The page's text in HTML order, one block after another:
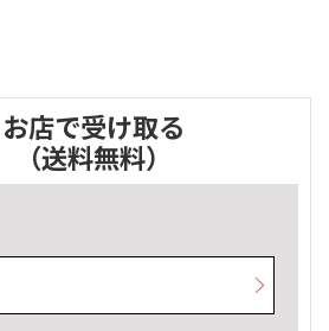
お店で受け取る
（送料無料）